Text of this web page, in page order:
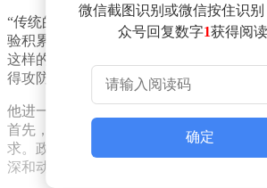
“传统的网络安全对抗主要依赖于人与人
验积累。然而，AI大模型和智能体的出
这样的先进技术，将网络攻击推向了一
得攻防双方的力量对比进一步失衡。”齐
他进一步指出，在AI时代，三类安全需求
首先，AI漏洞和AI攻击将催生对实战化
求。政企机构需要加大在安全领域的投
深和动态的防御策略，以提升应对实际攻
微信截图识别或微信按住识
众号回复数字1获得阅
确定